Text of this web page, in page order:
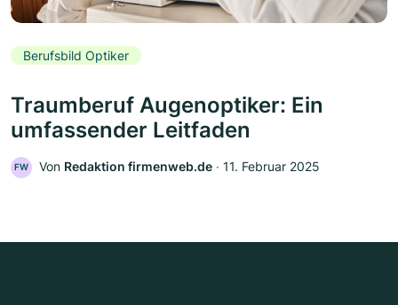
Berufsbild Optiker
Traumberuf Augenoptiker: Ein
umfassender Leitfaden
FW Von Redaktion firmenweb.de ‧ 11. Februar 2025